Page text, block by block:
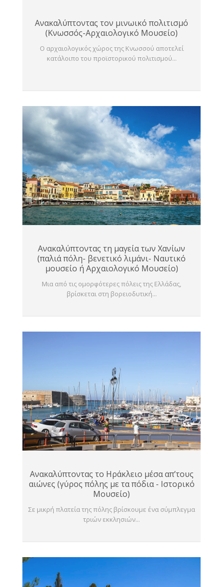
Ανακαλύπτοντας τον μινωικό πολιτισμό
(Κνωσσός-Αρχαιολογικό Μουσείο)
Ο αρχαιολογικός χώρος της Κνωσσού αποτελεί
κατάλοιπο του προϊστορικού πολιτισμού...
Ανακαλύπτοντας τη μαγεία των Χανίων
(παλιά πόλη- βενετικό λιμάνι- Ναυτικό
μουσείο ή Αρχαιολογικό Μουσείο)
Μια από τις ομορφότερες πόλεις της Ελλάδας,
βρίσκεται στη βορειοδυτική...
Ανακαλύπτοντας το Ηράκλειο μέσα απ’τους
αιώνες (γύρος πόλης με τα πόδια - Ιστορικό
Μουσείο)
Σε μικρή πλατεία της πόλης βρίσκουμε ένα σύμπλεγμα
τριών εκκλησιών...